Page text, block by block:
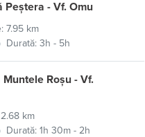
Peștera - Vf. Omu
7.95 km
Durată: 3h - 5h
Roșu - Vf.
km
Durată: 1h 30m - 2h